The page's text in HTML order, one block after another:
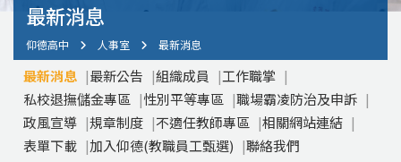
最新消息
仰德高中 人事室 最新消息
最新消息 最新公告 組織成員
工作職掌
私校退撫儲金專區
性別平等專區
職場霸凌防治及申訴
政風宣導
規章制度 不適任教師專區
相關網站連結
表單下載
加入仰德(教職員工甄選) 聯絡我們